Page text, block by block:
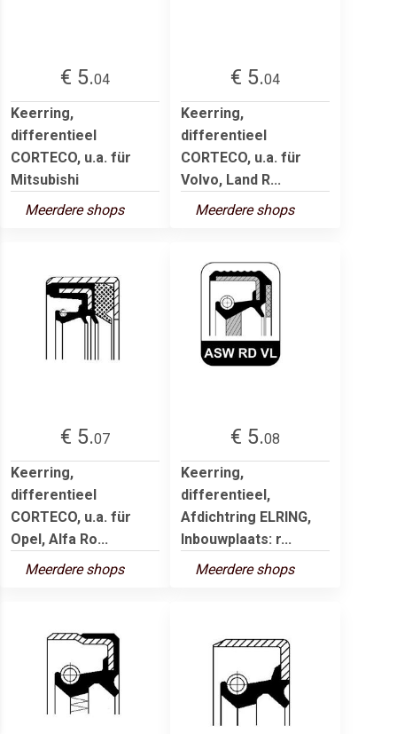
€ 5.04
Keerring,
differentieel
CORTECO, u.a. für
Mitsubishi
Meerdere shops
€ 5.04
Keerring,
differentieel
CORTECO, u.a. für
Volvo, Land R...
Meerdere shops
€ 5.07
Keerring,
differentieel
CORTECO, u.a. für
Opel, Alfa Ro...
Meerdere shops
€ 5.08
Keerring,
differentieel,
Afdichtring ELRING,
Inbouwplaats: r...
Meerdere shops